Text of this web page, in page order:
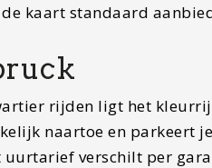
kaart standaard
rijden ligt het
naartoe en parkeert
verschilt per